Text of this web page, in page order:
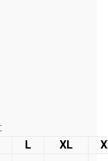
L XL